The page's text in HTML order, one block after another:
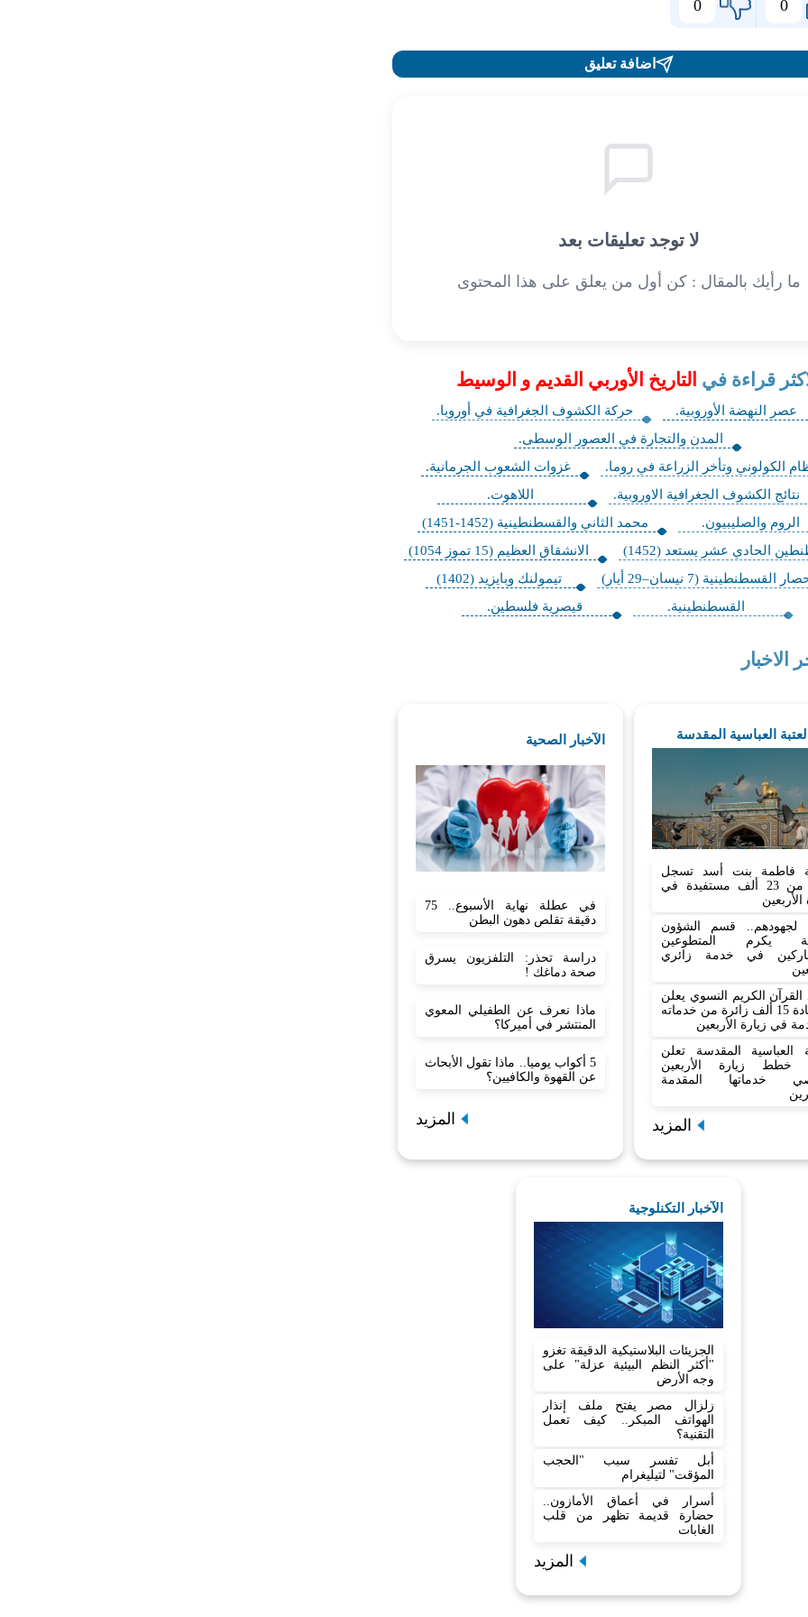
0
0
اضافة تعليق
لا توجد تعليقات بعد
ما رأيك بالمقال : كن أول من يعلق على هذا المحتوى
قراءة في التاريخ الأوربي القديم و الوسيط
عصر النهضة الأوروبية.
حركة الكشوف الجغرافية في أوروبا.
المدن والتجارة في العصور الوسطى.
الكولوني وتأخر الزراعة في روما.
غزوات الشعوب الجرمانية.
نتائج الكشوف الجغرافية الاوروبية.
اللاهوت.
الروم والصليبيون.
محمد الثاني والقسطنطينية (1452-1451)
الحادي عشر يستعد (1452)
الانشقاق العظيم (15 تموز 1054)
القسطنطينية (7 نيسان–29 أيار)
تيمولنك وبايزيد (1402)
القسطنطينية.
قيصرية فلسطين.
الاخبار
العباسية المقدسة
فاطمة بنت أسد تسجل
أكثر من 23 ألف مستفيدة في
الأربعين
لجهودهم.. قسم الشؤون
يكرم المتطوعين
في خدمة زائري
القرآن الكريم النسوي يعلن
استفادة 15 ألف زائرة من خدماته
في زيارة الأربعين
العباسية المقدسة تعلن
خطط زيارة الأربعين
خدماتها المقدمة
المزيد
الآخبار الصحية
في عطلة نهاية الأسبوع.. 75
دقيقة تقلص دهون البطن
دراسة تحذر: التلفزيون يسرق
صحة دماغك !
ماذا نعرف عن الطفيلي المعوي
المنتشر في أميركا؟
5 أكواب يوميا.. ماذا تقول الأبحاث
عن القهوة والكافيين؟
المزيد
الآخبار التكنلوجية
الجزيئات البلاستيكية الدقيقة تغزو
"أكثر النظم البيئية عزلة" على
وجه الأرض
زلزال مصر يفتح ملف إنذار
الهواتف المبكر.. كيف تعمل
التقنية؟
أبل تفسر سبب "الحجب
المؤقت" لتيليغرام
أسرار في أعماق الأمازون..
حضارة قديمة تظهر من قلب
الغابات
المزيد